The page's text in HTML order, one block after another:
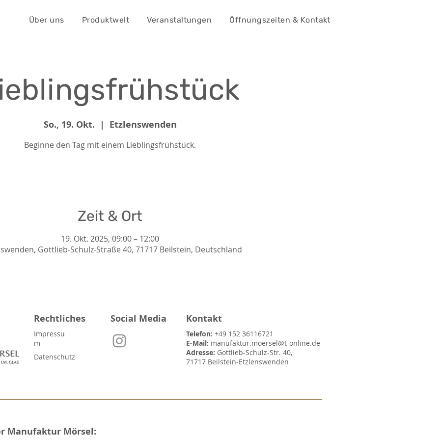
Über uns Produktwelt Veranstaltungen Öffnungszeiten & Kontakt
So., 19. Okt.
  |
Etzlenswenden
Beginne den Tag mit einem Lieblingsfrühstück.
Zeit & Ort
19. Okt. 2025, 09:00 – 12:00
Gottlieb-Schulz-Straße 40, 71717 Beilstein, Deutschland
Rechtliches
Impressu
m
Datenschutz
Social Media Kontakt
Telefon: +49 152 36116721
E-Mail: manufaktur.moersel@t-online.de
Adresse: Gottlieb-Schulz-Str. 40,
71717 Beilstein-Etzlenswenden
Manufaktur Mörsel: